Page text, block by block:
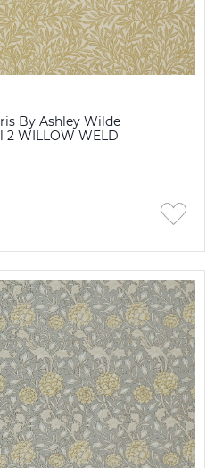
By Ashley Wilde
2 WILLOW WELD